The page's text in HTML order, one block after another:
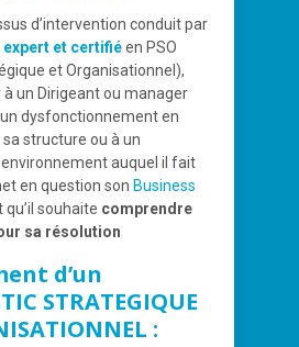
d’intervention conduit par
expert et certifiéen PSO
et Organisationnel),
un Dirigeant ou manager
dysfonctionnement en
structure ou à un
auquel il fait
en question son Business
souhaite comprendre
sa résolution
d’un
STRATEGIQUE
: